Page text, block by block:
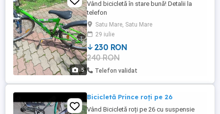
5
Vând bicicletă în stare bună! Detalii la
telefon
Satu Mare, Satu Mare
29 iulie
230 RON
240 RON
Telefon validat
Bicicletă Prince roți pe 26
Vând Bicicletă roți pe 26 cu suspensie